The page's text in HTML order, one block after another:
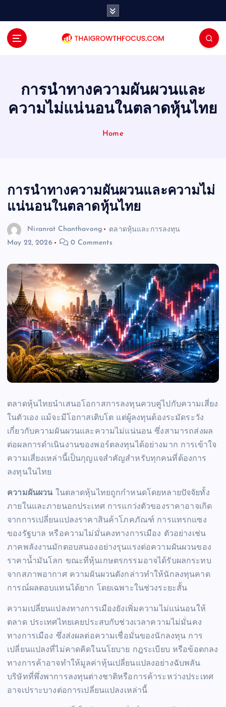
การนำทางความผันผวนและ
ความไม่แน่นอนในตลาดหุ้นไทย
Home
การนำทางความผันผวนและความไม่
แน่นอนในตลาดหุ้นไทย
Niranrat Chanthavong
ตลาดหุ้นและการลงทุน
May 22, 2026
0 Comments
ตลาดหุ้นไทยนำเสนอโอกาสการลงทุนควบคู่ไปกับความเสี่ยง
ในตัวเอง แม้จะมีโอกาสเติบโต แต่ผู้ลงทุนต้องระมัดระวัง
เกี่ยวกับความผันผวนและความไม่แน่นอน ซึ่งสามารถส่งผล
ต่อผลการดำเนินงานของพอร์ตลงทุนได้อย่างมาก การเข้าใจ
ความเสี่ยงเหล่านี้เป็นกุญแจสำคัญสำหรับทุกคนที่ต้องการ
ลงทุนในไทย
ความผันผวน ในตลาดหุ้นไทยถูกกำหนดโดยหลายปัจจัยทั้ง
ภายในและภายนอกประเทศ การแกว่งตัวของราคาอาจเกิด
จากการเปลี่ยนแปลงราคาสินค้าโภคภัณฑ์ การแทรกแซง
ของรัฐบาล หรือความไม่มั่นคงทางการเมือง ตัวอย่างเช่น
ภาคพลังงานมักตอบสนองอย่างรุนแรงต่อความผันผวนของ
ราคาน้ำมันโลก ขณะที่หุ้นเกษตรกรรมอาจได้รับผลกระทบ
จากสภาพอากาศ ความผันผวนดังกล่าวทำให้นักลงทุนคาด
การณ์ผลตอบแทนได้ยาก โดยเฉพาะในช่วงระยะสั้น
ความเปลี่ยนแปลงทางการเมืองยังเพิ่มความไม่แน่นอนให้
ตลาด ประเทศไทยเคยประสบกับช่วงเวลาความไม่มั่นคง
ทางการเมือง ซึ่งส่งผลต่อความเชื่อมั่นของนักลงทุน การ
เปลี่ยนแปลงที่ไม่คาดคิดในนโยบาย กฎระเบียบ หรือข้อตกลง
ทางการค้าอาจทำให้มูลค่าหุ้นเปลี่ยนแปลงอย่างฉับพลัน
บริษัทที่พึ่งพาการลงทุนต่างชาติหรือการค้าระหว่างประเทศ
อาจเปราะบางต่อการเปลี่ยนแปลงเหล่านี้